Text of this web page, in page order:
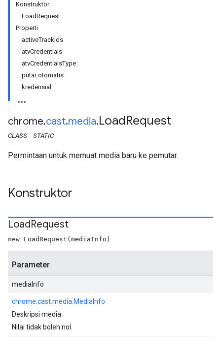
Konstruktor
LoadRequest
Properti
activeTrackIds
atvCredentials
atvCredentialsType
putar otomatis
kredensial
chrome.cast.media.LoadRequest
CLASS STATIC
Permintaan untuk memuat media baru ke pemutar.
Konstruktor
LoadRequest
new LoadRequest(mediaInfo)
Parameter
mediaInfo
chrome.cast.media.MediaInfo
Deskripsi media.
Nilai tidak boleh nol.